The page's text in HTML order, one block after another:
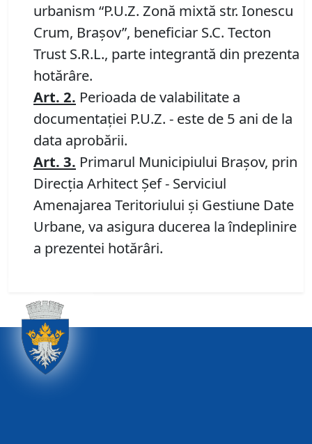
urbanism “P.U.Z. Zonă mixtă str. Ionescu
Crum, Braşov”, beneficiar S.C. Tecton
Trust S.R.L., parte integrantă din prezenta
hotărâre.
Art. 2. Perioada de valabilitate a
documentaţiei P.U.Z. - este de 5 ani de la
data aprobării.
Art. 3. Primarul Municipiului Braşov, prin
Direcţia Arhitect Şef - Serviciul
Amenajarea Teritoriului şi Gestiune Date
Urbane, va asigura ducerea la îndeplinire
a prezentei hotărâri.